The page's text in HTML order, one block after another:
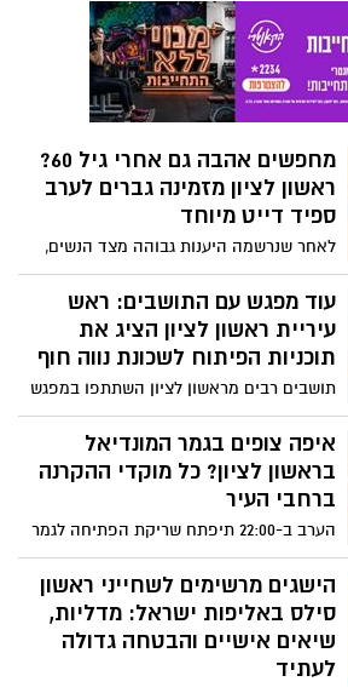
באגם, תקיים החל מסוף חודש יולי ובמהלך
חודש אוגוסט סדרת אירועי קיץ חגיגיים על
טיילת האגם, במטרה לעודד את העסקים
המקומיים ולהעניק לתושבות ולתושבים חוויית
בילוי קיצית לכל המשפחה
מחפשים אהבה גם אחרי גיל 60?
ראשון לציון מזמינה גברים לערב
ספיד דייט מיוחד
לאחר שנרשמה היענות גבוהה מצד הנשים,
עיריית ראשון לציון פונה כעת לגברים בני 60
ומעלה להצטרף לערב היכרות מיוחד.
המשתתפים יעברו סדרת שיחות קצרות
באווירה נעימה, בליווי פסיכולוגית חברתית
עוד מפגש עם התושבים: ראש
עיריית ראשון לציון הציג את
תוכניות הפיתוח לשכונת נווה חוף
תושבים רבים מראשון לציון השתתפו במפגש
השני בסדרת מפגשי התושבים שמקיים ראש
העיר רז קינסטליך. במוקד: הארכת הקו
האדום של הרכבת הקלה, תוכניות להתחדשות
עירונית, הקמת אולם ספורט חדש והעברת
איפה צופים בגמר המונדיאל
בראשון לציון? כל מוקדי ההקרנה
ברחבי העיר
הערב ב-22:00 תיפתח שריקת הפתיחה לגמר
המונדיאל בין ספרד לארגנטינה, ובעיריית
ראשון לציון מזמינים את התושבים להצטרף
לחוויית צפייה משותפת במוקדים שייפתחו
ברחבי העיר – בספורטכיף, במרכזי הנוער,
במרכזי הצעירים, במרכז הגאה ובמעונות
הסטודנטים, כאשר בחלק מהמוקדים נדרשת
הישגים מרשימים לשחייני ראשון
סילס באליפות ישראל: מדליות,
שיאים אישיים והבטחה גדולה
לעתיד